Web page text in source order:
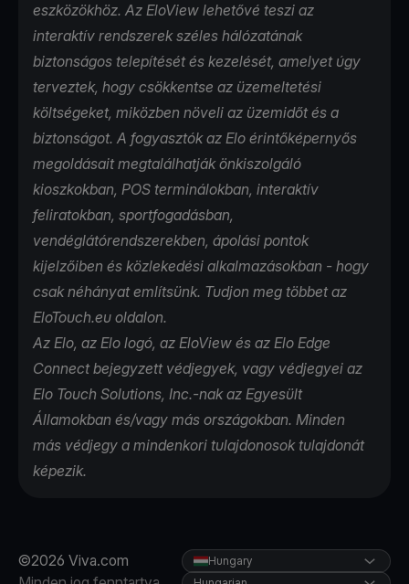
eszközökhöz. Az EloView lehetővé teszi az
interaktív rendszerek széles hálózatának
biztonságos telepítését és kezelését, amelyet úgy
terveztek, hogy csökkentse az üzemeltetési
költségeket, miközben növeli az üzemidőt és a
biztonságot. A fogyasztók az Elo érintőképernyős
megoldásait megtalálhatják önkiszolgáló
kioszkokban, POS terminálokban, interaktív
feliratokban, sportfogadásban,
vendéglátórendszerekben, ápolási pontok
kijelzőiben és közlekedési alkalmazásokban - hogy
csak néhányat említsünk. Tudjon meg többet az
EloTouch.eu oldalon.
Az Elo, az Elo logó, az EloView és az Elo Edge
Connect bejegyzett védjegyek, vagy védjegyei az
Elo Touch Solutions, Inc.-nak az Egyesült
Államokban és/vagy más országokban. Minden
más védjegy a mindenkori tulajdonosok tulajdonát
képezik.
©2026 Viva.com
Hungary